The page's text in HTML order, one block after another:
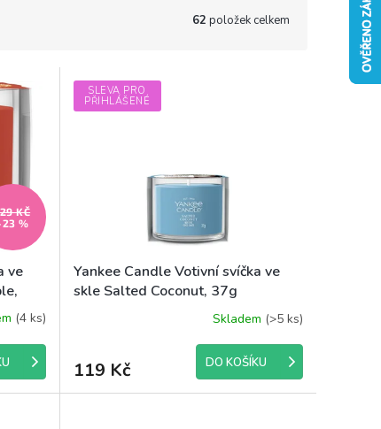
62 položek celkem
KČ
%
ve
(4 ks)
SLEVA PRO
PŘIHLÁŠENÉ
Yankee Candle Votivní svíčka ve
skle Salted Coconut, 37g
Skladem (>5 ks)
119 Kč DO KOŠÍKU